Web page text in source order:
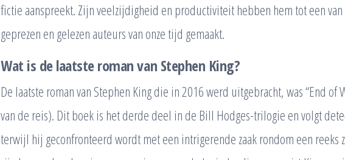
fictie aanspreekt. Zijn veelzijdigheid en productiviteit hebben hem tot een
geprezen en gelezen auteurs van onze tijd gemaakt.
Wat is de laatste roman van Stephen King?
De laatste roman van Stephen King die in 2016 werd uitgebracht, was “End of
van de reis). Dit boek is het derde deel in de Bill Hodges-trilogie en volgt
terwijl hij geconfronteerd wordt met een intrigerende zaak rondom een reeks